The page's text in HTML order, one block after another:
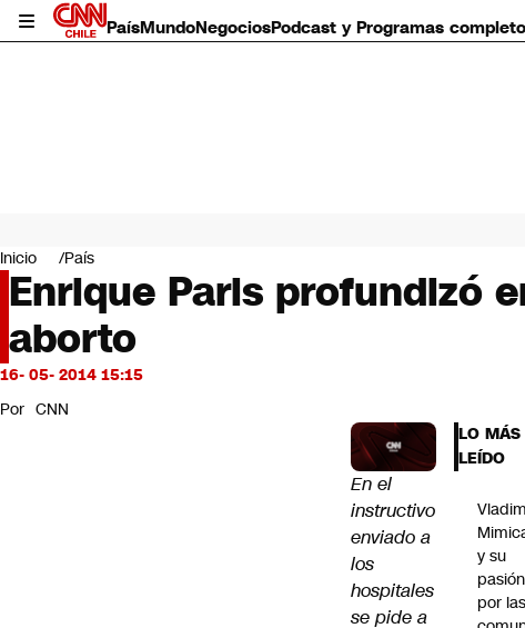
PaísMundoNegociosPodcast y Programas
Mundo
Negocios
Deportes
Programas completos
Cultura
Servicios
Bits
CNN Data
Inicio País
Enrique Paris profundizó
aborto
16- 05- 2014 15:15
Por CNN
En el
instructivo
enviado a
los
hospitales
se pide a
LO MÁS
LEÍDO
y su
pasión
por las